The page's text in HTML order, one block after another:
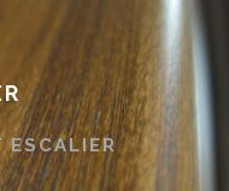
ESCALIER